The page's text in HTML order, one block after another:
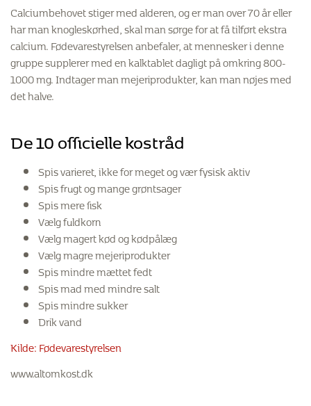
Calciumbehovet stiger med alderen, og er man over 70 år eller
har man knogleskørhed, skal man sørge for at få tilført ekstra
calcium. Fødevarestyrelsen anbefaler, at mennesker i denne
gruppe supplerer med en kalktablet dagligt på omkring 800-
1000 mg. Indtager man mejeriprodukter, kan man nøjes med
det halve.
De 10 officielle kostråd
Spis varieret, ikke for meget og vær fysisk aktiv
Spis frugt og mange grøntsager
Spis mere fisk
Vælg fuldkorn
Vælg magert kød og kødpålæg
Vælg magre mejeriprodukter
Spis mindre mættet fedt
Spis mad med mindre salt
Spis mindre sukker
Drik vand
Kilde: Fødevarestyrelsen
www.altomkost.dk